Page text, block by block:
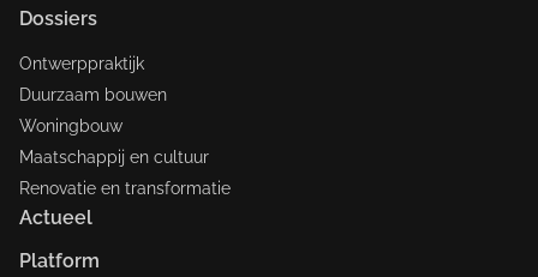
Dossiers
Ontwerppraktijk
Duurzaam bouwen
Woningbouw
Maatschappij en cultuur
Renovatie en transformatie
Actueel
Platform